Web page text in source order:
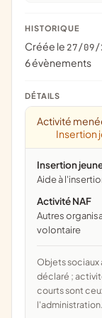
HISTORIQUE
Créée le 27/09/
6 évènements
DÉTAILS
Activité
Insertion
Insertion
aide à
Activité NAF
Autres
volontaire
Objets sociaux attribués par l'administration d'après l'objet
déclaré ;
courts sont
l'administration.